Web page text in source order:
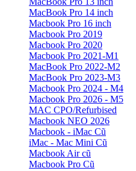
MacBook Pro 14 inch
Macbook Pro 16 inch
Macbook Pro 2019
Macbook Pro 2020
Macbook Pro 2021-M1
MacBook Pro 2022-M2
MacBook Pro 2023-M3
Macbook Pro 2024 - M4
Macbook Pro 2026 - M5
MAC CPO/Refurbised
Macbook NEO 2026
Macbook - iMac Cũ
iMac - Mac Mini Cũ
Macbook Air cũ
Macbook Pro Cũ